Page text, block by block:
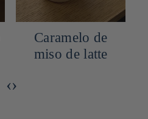
Caramelo de
miso de latte
‹›